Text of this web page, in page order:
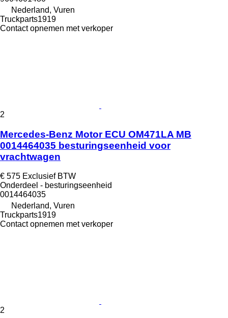
Nederland, Vuren
Truckparts1919
Contact opnemen met verkoper
2
Mercedes-Benz Motor ECU OM471LA MB
0014464035 besturingseenheid voor
vrachtwagen
€ 575 Exclusief BTW
Onderdeel - besturingseenheid
0014464035
Nederland, Vuren
Truckparts1919
Contact opnemen met verkoper
2